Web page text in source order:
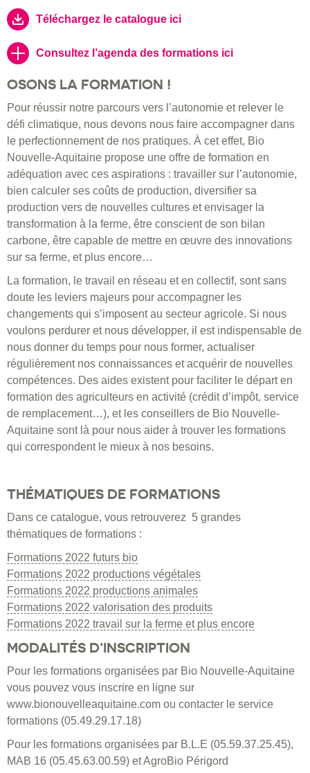
Téléchargez le catalogue ici
Consultez l’agenda des formations ici
OSONS LA FORMATION !
Pour réussir notre parcours vers l’autonomie et relever le
défi climatique, nous devons nous faire accompagner dans
le perfectionnement de nos pratiques. À cet effet, Bio
Nouvelle-Aquitaine propose une offre de formation en
adéquation avec ces aspirations : travailler sur l’autonomie,
bien calculer ses coûts de production, diversifier sa
production vers de nouvelles cultures et envisager la
transformation à la ferme, être conscient de son bilan
carbone, être capable de mettre en œuvre des innovations
sur sa ferme, et plus encore…
La formation, le travail en réseau et en collectif, sont sans
doute les leviers majeurs pour accompagner les
changements qui s’imposent au secteur agricole. Si nous
voulons perdurer et nous développer, il est indispensable de
nous donner du temps pour nous former, actualiser
régulièrement nos connaissances et acquérir de nouvelles
compétences. Des aides existent pour faciliter le départ en
formation des agriculteurs en activité (crédit d’impôt, service
de remplacement…), et les conseillers de Bio Nouvelle-
Aquitaine sont là pour nous aider à trouver les formations
qui correspondent le mieux à nos besoins.
THÉMATIQUES DE FORMATIONS
Dans ce catalogue, vous retrouverez 5 grandes
thématiques de formations :
Formations 2022 futurs bio
Formations 2022 productions végétales
Formations 2022 productions animales
Formations 2022 valorisation des produits
Formations 2022 travail sur la ferme et plus encore
MODALITÉS D’INSCRIPTION
Pour les formations organisées par Bio Nouvelle-Aquitaine
vous pouvez vous inscrire en ligne sur
www.bionouvelleaquitaine.com ou contacter le service
formations (05.49.29.17.18)
Pour les formations organisées par B.L.E (05.59.37.25.45),
MAB 16 (05.45.63.00.59) et AgroBio Périgord